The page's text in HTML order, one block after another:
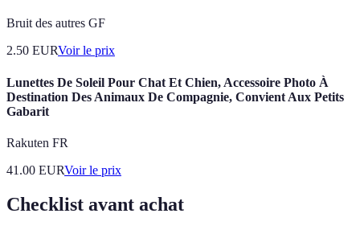
Bruit des autres GF
2.50 EURVoir le prix
Lunettes De Soleil Pour Chat Et Chien, Accessoire Photo À
Destination Des Animaux De Compagnie, Convient Aux Petits
Gabarit
Rakuten FR
41.00 EURVoir le prix
Checklist avant achat